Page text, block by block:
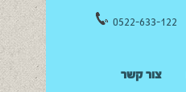
0522-633-122
צור קשר